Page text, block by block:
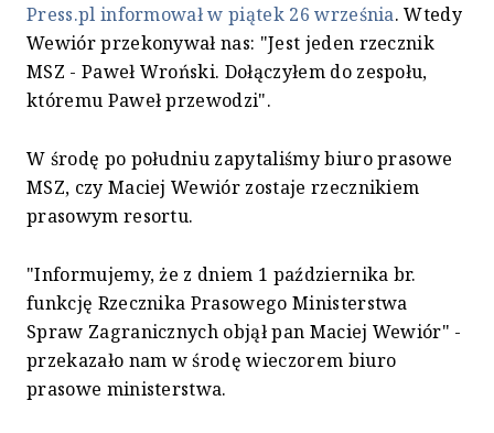
Press.pl informował w piątek 26 września. Wtedy
Wewiór przekonywał nas: "Jest jeden rzecznik
MSZ - Paweł Wroński. Dołączyłem do zespołu,
któremu Paweł przewodzi".
W środę po południu zapytaliśmy biuro prasowe
MSZ, czy Maciej Wewiór zostaje rzecznikiem
prasowym resortu.
"Informujemy, że z dniem 1 października br.
funkcję Rzecznika Prasowego Ministerstwa
Spraw Zagranicznych objął pan Maciej Wewiór" -
przekazało nam w środę wieczorem biuro
prasowe ministerstwa.